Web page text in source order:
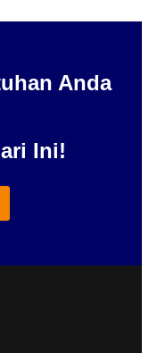
Anda
Ini!